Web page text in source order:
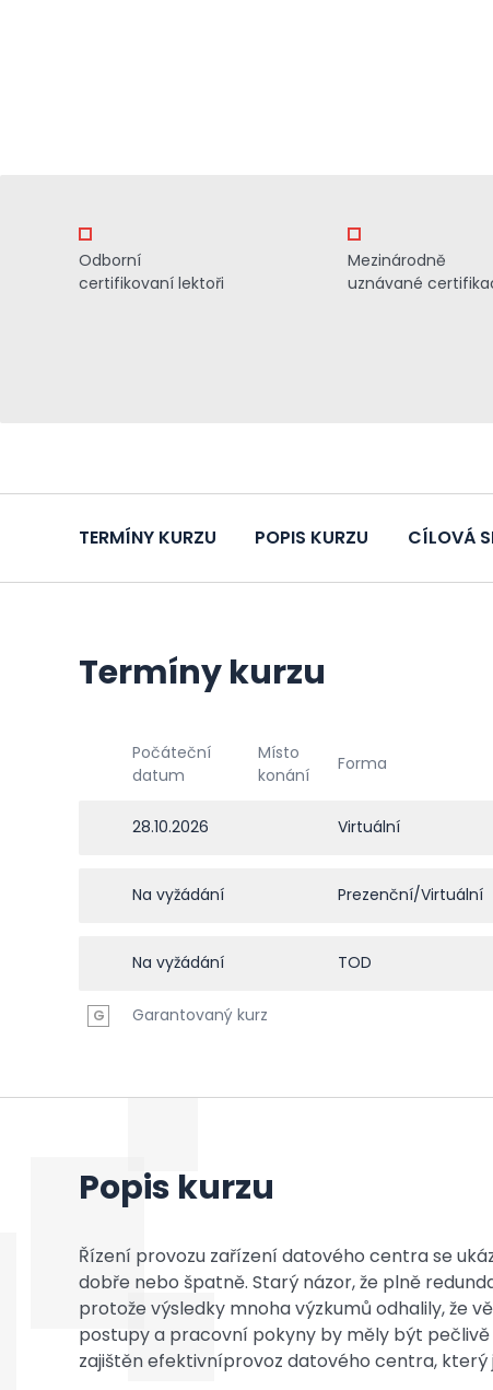
Odborní
certifikovaní lektoři
Mezinárodně
uznávané
TERMÍNY KURZU POPIS KURZU CÍLOVÁ
Termíny kurzu
Počáteční
datum
Místo
konání
Forma
28.10.2026 Virtuální
Na vyžádání Prezenční/Virtuální
Na vyžádání TOD
G Garantovaný kurz
Popis kurzu
Řízení provozu zařízení datového centra se
dobře nebo špatně. Starý názor, že plně
protože výsledky mnoha výzkumů odhalily, že
postupy a pracovní pokyny by měly být
zajištěn efektivníprovoz datového centra, který